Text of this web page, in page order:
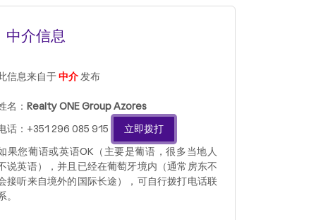
中介信息
信息来自于中介发布
名： Realty ONE Group Azores
话：+351 296 085 915
立即拨打
果您葡语或英语OK（主要是葡语，很多当地人
说英语），并且已经在葡萄牙境内（通常房东不
接听来自境外的国际长途），可自行拨打电话联
。